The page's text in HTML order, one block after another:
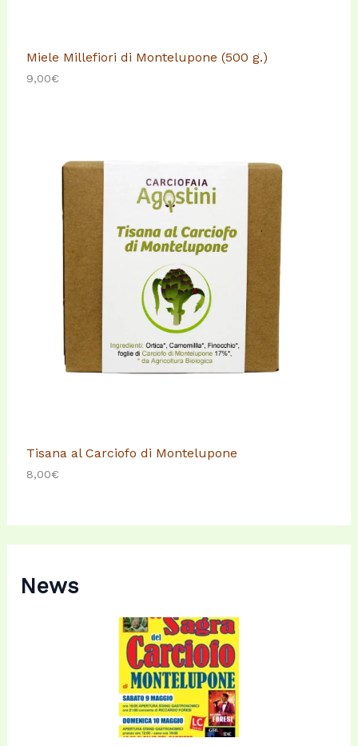
Miele Millefiori di Montelupone (500 g.)
9,00€
Tisana al Carciofo di Montelupone
8,00€
News